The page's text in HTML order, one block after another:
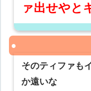
ァ出せやと
そのティファも
か遠いな